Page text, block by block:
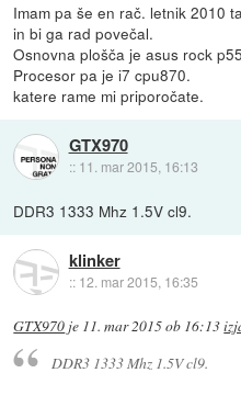
Imam pa še en rač. letnik 2010
in bi ga rad povečal.
Osnovna plošča je asus rock
Procesor pa je i7 cpu870.
katere rame mi priporočate.
GTX970
:: 11. mar 2015, 16:13
DDR3 1333 Mhz 1.5V cl9.
klinker
:: 12. mar 2015, 16:35
GTX970 je 11. mar 2015 ob 16:13
DDR3 1333 Mhz 1.5V cl9.